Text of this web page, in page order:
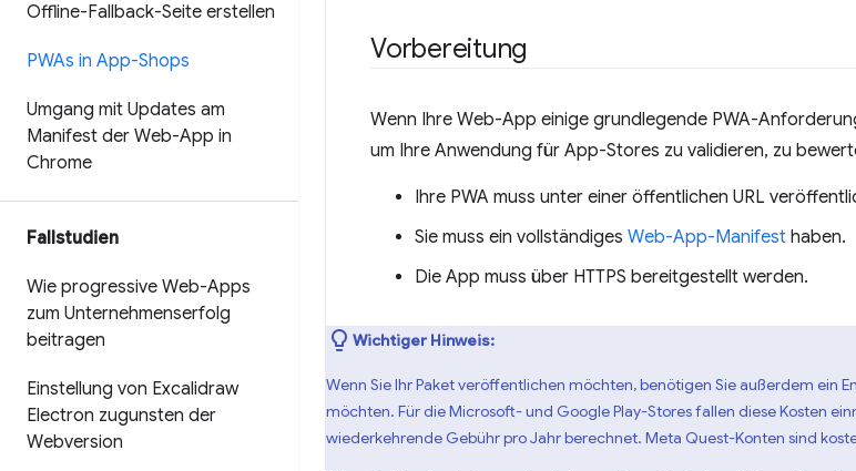
Offline-Fallback-Seite erstellen
PWAs in App-Shops
Umgang mit Updates am
Manifest der Web-App in
Chrome
Fallstudien
Wie progressive Web-Apps
zum Unternehmenserfolg
beitragen
Einstellung von Excalidraw
Electron zugunsten der
Webversion
Vorbereitung
Wenn Ihre Web-App einige grundlegende PWA-
um Ihre Anwendung für App-Stores zu validieren, zu
Ihre PWA muss unter einer öffentlichen URL
Sie muss ein vollständiges Web-App-Manifest haben.
Die App muss über HTTPS bereitgestellt werden.
Wichtiger Hinweis:
Wenn Sie Ihr Paket veröffentlichen möchten, benötigen Sie außerdem ein
möchten. Für die Microsoft- und Google Play-Stores fallen diese Kosten
wiederkehrende Gebühr pro Jahr berechnet. Meta Quest-Konten sind